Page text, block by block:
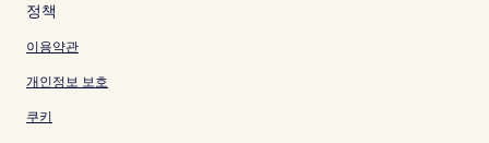
정책
이용약관
개인정보 보호
쿠키